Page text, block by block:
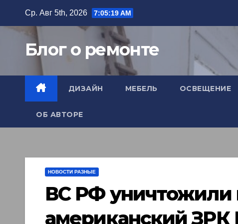
содержимому
Ср. Авг 5th, 2026 7:05:20 AM
Блог о ремонте
ДИЗАЙН МЕБЕЛЬ ОСВЕЩЕНИЕ
ОБ АВТОРЕ
НОВОСТИ РАЗНЫЕ
ВС РФ
американский ЗРК